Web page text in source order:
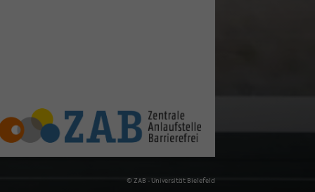
© ZAB - Uni­ver­si­tät Bie­le­feld